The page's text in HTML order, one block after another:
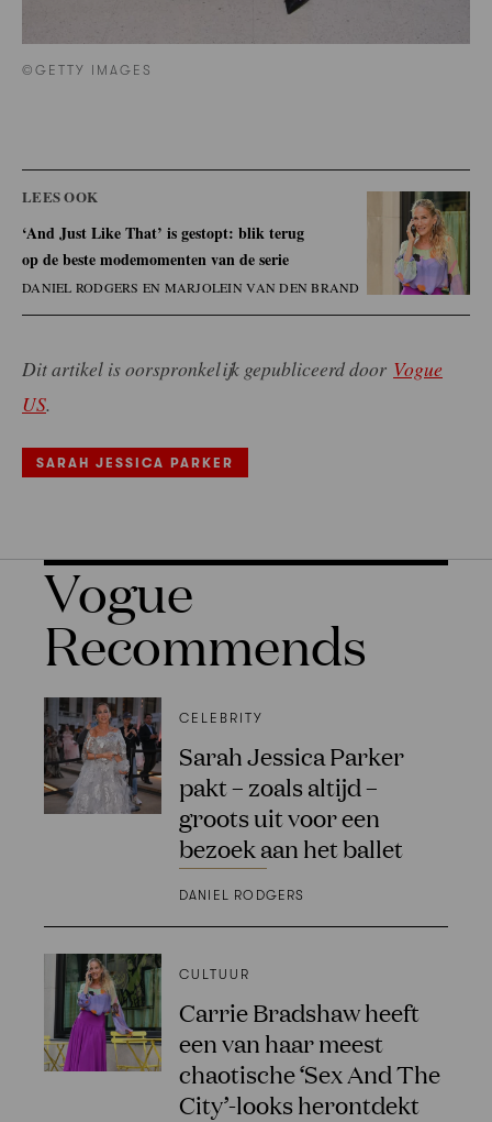
©GETTY IMAGES
LEES OOK
‘And Just Like That’ is gestopt: blik terug
op de beste modemomenten van de serie
DANIEL RODGERS EN MARJOLEIN VAN DEN BRAND
Dit artikel is oorspronkelijk gepubliceerd door Vogue
US.
SARAH JESSICA PARKER
Vogue
Recommends
CELEBRITY
Sarah Jessica Parker
pakt – zoals altijd –
groots uit voor een
bezoek aan het ballet
DANIEL RODGERS
CULTUUR
Carrie Bradshaw heeft
een van haar meest
chaotische ‘Sex And The
City’-looks herontdekt